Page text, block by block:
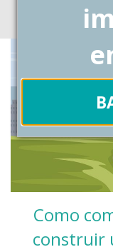
Como
construir